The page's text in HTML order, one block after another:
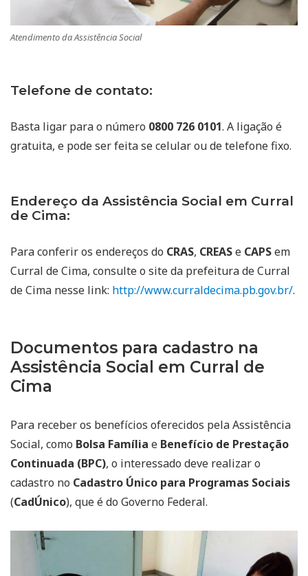
Atendimento da Assistência Social
Telefone de contato:
Basta ligar para o número 0800 726 0101. A ligação é
gratuita, e pode ser feita se celular ou de telefone fixo.
Endereço da Assistência Social em Curral
de Cima:
Para conferir os endereços do CRAS, CREASe CAPSem
Curral de Cima, consulte o site da prefeitura de Curral
de Cima nesse link: http://www.curraldecima.pb.gov.br/.
Documentos para cadastro na
Assistência Social em Curral de
Cima
Para receber os benefícios oferecidos pela Assistência
Social, como Bolsa Família e Benefício de Prestação
Continuada (BPC), o interessado deve realizar o
cadastro no Cadastro Único para Programas Sociais
(CadÚnico), que é do Governo Federal.